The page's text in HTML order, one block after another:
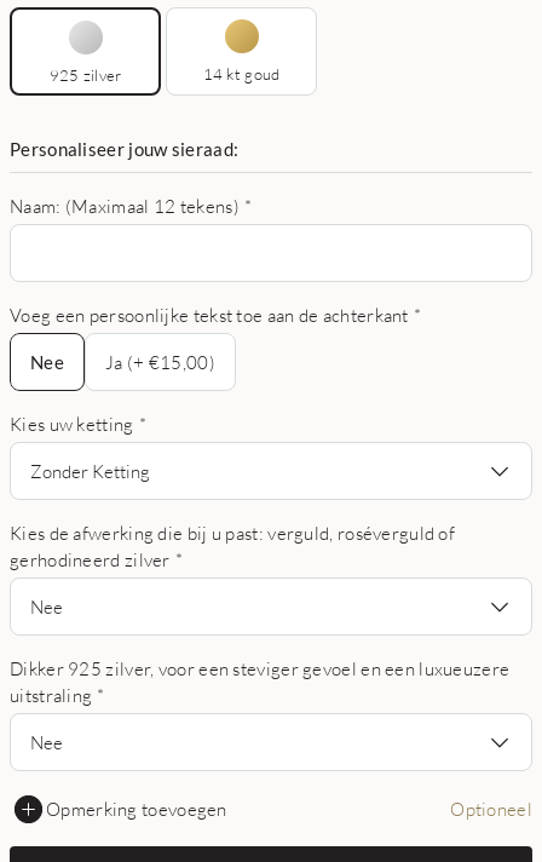
925 zilver 14 kt goud
Personaliseer jouw sieraad:
Naam: (Maximaal 12 tekens) *
Voeg een persoonlijke tekst toe aan de achterkant *
Nee
Nee
Ja (+ €15,00)
Kies uw ketting *
Zonder Ketting
Kies de afwerking die bij u past: verguld, roséverguld of
gerhodineerd zilver *
Nee
Dikker 925 zilver, voor een steviger gevoel en een luxueuzere
uitstraling *
Nee
Opmerking toevoegen Optioneel